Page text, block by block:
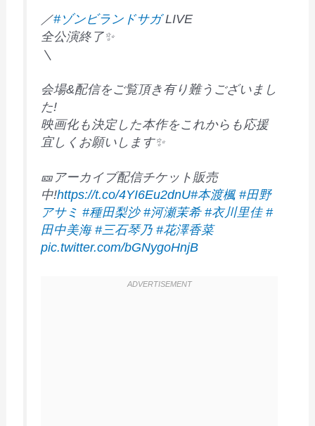
／#ゾンビランドサガLIVE
全公演終了✨
＼
会場&配信をご覧頂き有り難うございまし
た!
映画化も決定した本作をこれからも応援
宜しくお願いします✨
🎫アーカイブ配信チケット販売
中!https://t.co/4YI6Eu2dnU#本渡楓 #田野
アサミ #種田梨沙 #河瀬茉希 #衣川里佳 #
田中美海 #三石琴乃 #花澤香菜
pic.twitter.com/bGNygoHnjB